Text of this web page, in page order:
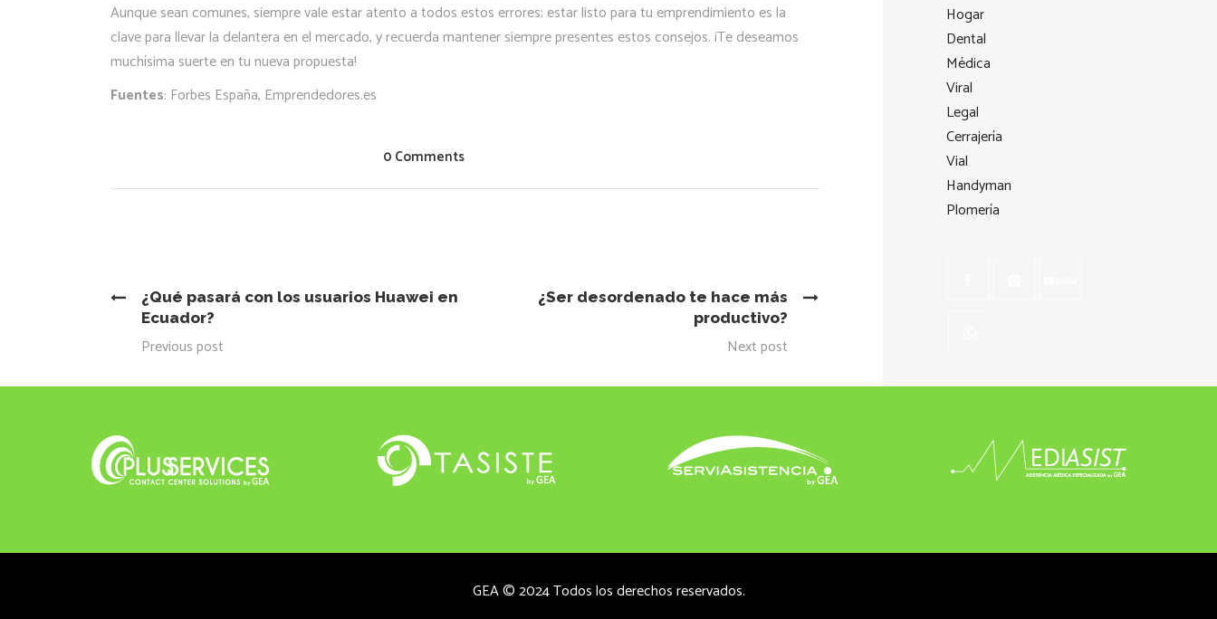
Aunque sean comunes, siempre vale estar atento a todos estos errores; estar listo para tu emprendimiento es la
clave para llevar la delantera en el mercado, y recuerda mantener siempre presentes estos consejos. ¡Te deseamos
muchísima suerte en tu nueva propuesta!
Fuentes: Forbes España, Emprendedores.es
0 Comments
¿Qué pasará con los usuarios Huawei en
Ecuador?
Previous post
¿Ser desordenado te hace más
productivo?
Next post
Hogar
Dental
Médica
Viral
Legal
Cerrajería
Vial
Handyman
Plomería
GEA © 2024 Todos los derechos reservados.